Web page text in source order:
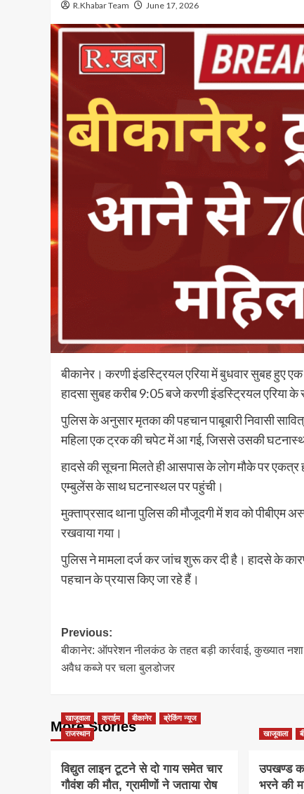
R.Khabar Team June 17, 2026
बीकानेर। करणी इंडस्ट्रियल एरिया में बुधवार सुबह हुए एक
हादसा सुबह करीब 9:05 बजे करणी इंडस्ट्रियल एरिया
पुलिस के अनुसार मृतका की पहचान पाबूबारी निवासी
महिला एक ट्रक की चपेट में आ गई, जिससे उसकी
हादसे की सूचना मिलते ही आसपास के लोग मौके पर एकत्र
एम्बुलेंस के साथ घटनास्थल पर पहुंची।
मुक्ताप्रसाद थाना पुलिस की मौजूदगी में शव को पीबीएम
रखवाया गया।
पुलिस ने मामला दर्ज कर जांच शुरू कर दी है। हादसे के
पहचान के प्रयास किए जा रहे हैं।
Post
navigation
Previous:
बीकानेर: ऑपरेशन नीलकंठ के तहत बड़ी कार्रवाई, कुख्यात
अवैध कब्जे पर चला बुलडोजर
More Stories
खाजूवाला क्राईम बीकानेर
ब्रेकिंग न्यूज
राजस्थान
विद्युत लाइन टूटने से दो गाय समेत चार
गौवंश की मौत, ग्रामीणों ने जताया रोष
खाजूवाला
उपखण्ड
भरने की